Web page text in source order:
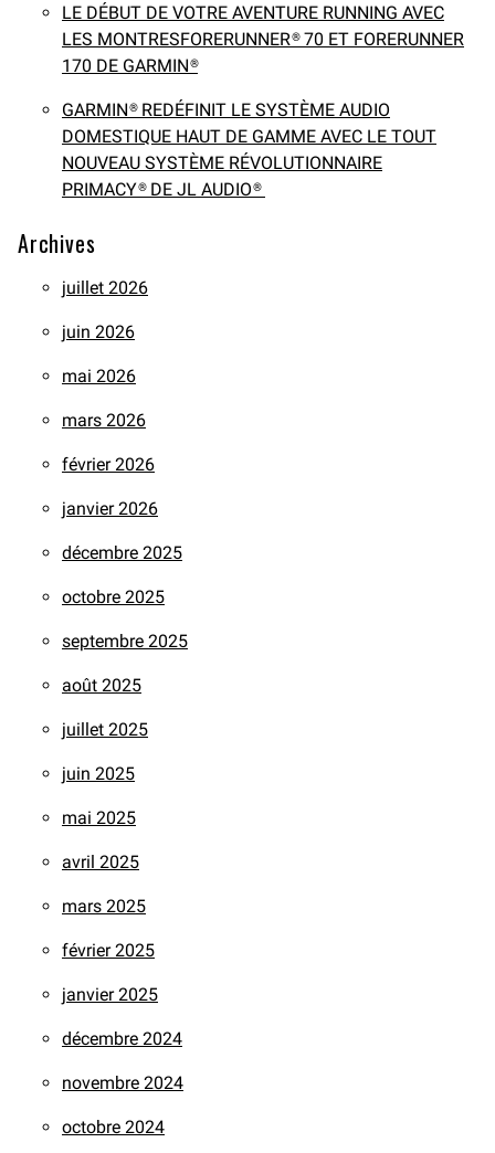
LE DÉBUT DE VOTRE AVENTURE RUNNING AVEC
LES MONTRESFORERUNNER® 70 ET FORERUNNER
170 DE GARMIN®
GARMIN® REDÉFINIT LE SYSTÈME AUDIO
DOMESTIQUE HAUT DE GAMME AVEC LE TOUT
NOUVEAU SYSTÈME RÉVOLUTIONNAIRE
PRIMACY® DE JL AUDIO®
Archives
juillet 2026
juin 2026
mai 2026
mars 2026
février 2026
janvier 2026
décembre 2025
octobre 2025
septembre 2025
août 2025
juillet 2025
juin 2025
mai 2025
avril 2025
mars 2025
février 2025
janvier 2025
décembre 2024
novembre 2024
octobre 2024